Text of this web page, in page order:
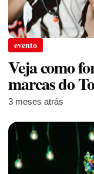
evento
Veja como
marcas do
3 meses atrás